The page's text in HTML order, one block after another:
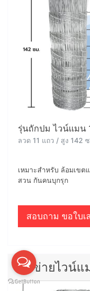
รุ่นถักปม ไวน์แมน
ลวด 11 แถว / สูง 142
เหมาะสำหรับ ล้อมเข
สวน กันคนบุกรุก
สอบถาม ขอใบเ
ตาข่ายไวน์แ